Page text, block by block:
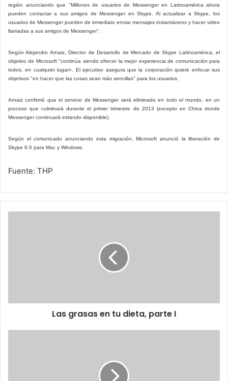
región anunciando que "Millones de usuarios de Messenger en Latinoamérica ahora
pueden contactar a sus amigos de Messenger en Skype. Al actualizar a Skype, los
usuarios de Messenger pueden de inmediato enviar mensajes instantáneos y hacer video
llamadas a sus amigos de Messenger".
Según Alejandro Arnaiz, Director de Desarrollo de Mercado de Skype Latinoamérica, el
objetivo de Microsoft "continúa siendo ofrecer la mejor experiencia de comunicación para
todos, en cualquier lugar». El ejecutivo asegura que la corporación quiere enfocar sus
objetivos "en hacer que las cosas sean más sencillas" para los usuarios.
Arnaiz confirmó que el servicio de Messenger será eliminado en todo el mundo, en un
proceso que culminará durante el primer trimestre de 2013 (excepto en China donde
Messenger continuará estando disponible).
Según el comunicado anunciando esta migración, Microsoft anunció la liberación de
Skype 6.0 para Mac y Windows.
Fuente: THP
Las grasas en tu dieta, parte I